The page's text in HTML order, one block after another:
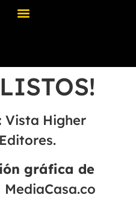
Vista Higher
gráfica de
MediaCasa.co